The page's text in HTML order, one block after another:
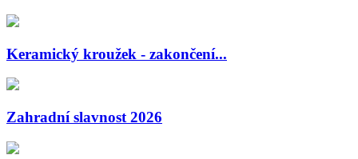
Keramický kroužek - zakončení...
Zahradní slavnost 2026